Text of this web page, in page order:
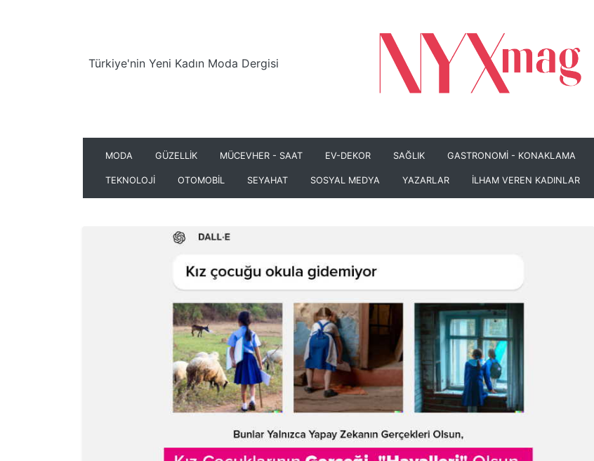
Türkiye'nin Yeni Kadın Moda Dergisi
MODA GÜZELLİK MÜCEVHER - SAAT EV-DEKOR SAĞLIK GASTRONOMİ - KONAKLAMA
TEKNOLOJİ OTOMOBİL SEYAHAT SOSYAL MEDYA YAZARLAR İLHAM VEREN KADINLAR